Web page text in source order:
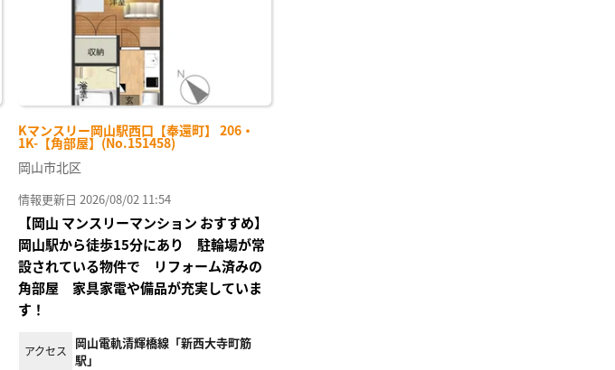
Kマンスリー岡山駅西口【奉還町】 206・
1K-【角部屋】(No.151458)
岡山市北区
情報更新日 2026/08/02 11:54
【岡山 マンスリーマンション おすすめ】
岡山駅から徒歩15分にあり 駐輪場が常
設されている物件で リフォーム済みの
角部屋 家具家電や備品が充実していま
す！
アクセス
岡山電軌清輝橋線「新西大寺町筋
駅」